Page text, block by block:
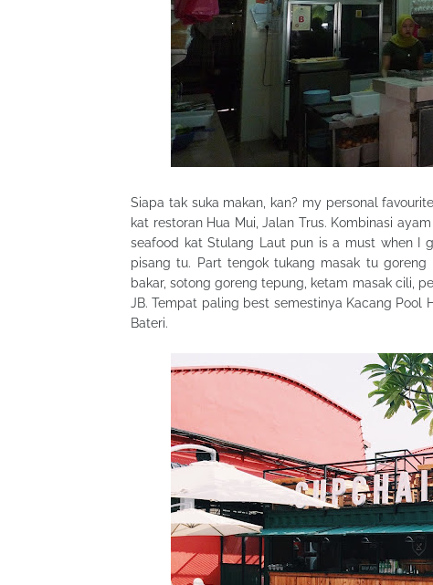
Siapa tak suka makan, kan? my personal
kat restoran Hua Mui, Jalan Trus. Kombinasi
seafood kat Stulang Laut pun is a must when I
pisang tu. Part tengok tukang masak tu
bakar, sotong goreng tepung, ketam masak cili,
JB. Tempat paling best semestinya Kacang Pool
Bateri.